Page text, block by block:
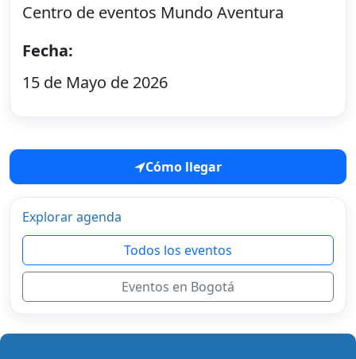
Centro de eventos Mundo Aventura
Fecha:
15 de Mayo de 2026
Cómo llegar
Explorar agenda
Todos los eventos
Eventos en Bogotá